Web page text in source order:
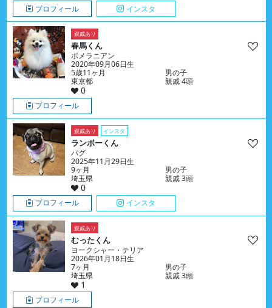
プロフィール インスタ
親戚あり
春馬くん
ポメラニアン
2020年09月06日生
5歳11ヶ月
男の子
東京都
親戚 4頭
0
プロフィール
親戚あり インスタ
ランボーくん
パグ
2025年11月29日生
9ヶ月
男の子
埼玉県
親戚 3頭
0
プロフィール インスタ
親戚あり
むったくん
ヨークシャー・テリア
2026年01月18日生
7ヶ月
男の子
埼玉県
親戚 3頭
1
プロフィール